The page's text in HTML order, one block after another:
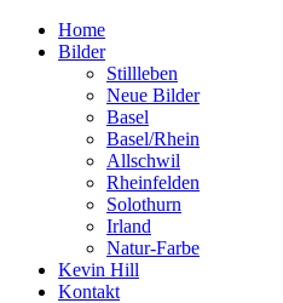
Home
Bilder
Stillleben
Neue Bilder
Basel
Basel/Rhein
Allschwil
Rheinfelden
Solothurn
Irland
Natur-Farbe
Kevin Hill
Kontakt